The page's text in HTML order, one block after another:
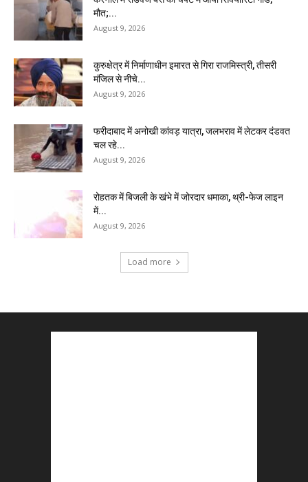
मौत;...
August 9, 2026
कुरुक्षेत्र में निर्माणाधीन इमारत से गिरा राजमिस्त्री, तीसरी
मंजिल से नीचे...
August 9, 2026
फरीदाबाद में अनोखी कांवड़ यात्रा, जलभराव में लेटकर दंडवत
चल रहे...
August 9, 2026
रोहतक में बिजली के खंभे में जोरदार धमाका, थ्री-फेज लाइन
में...
August 9, 2026
Load more